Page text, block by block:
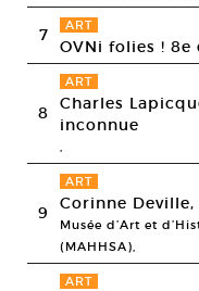
7 ART
OVNi folies !
8
ART
Charles
inconnue
,
9
ART
Corinne
Musée d’Art et
(MAHHSA),
ART